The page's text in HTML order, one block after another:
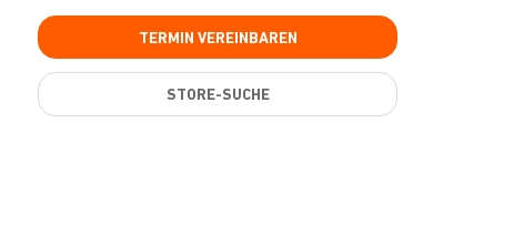
TERMIN VEREINBAREN
STORE-SUCHE